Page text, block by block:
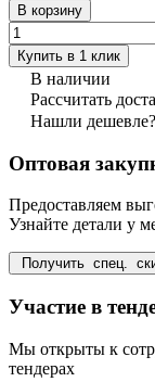
В корзину
Купить в 1 клик
В наличии
Рассчитать
Нашли дешевле?
Оптовая
Предоставляем
Узнайте детали у
Получить спец.
Участие в
Мы открыты к
тендерах